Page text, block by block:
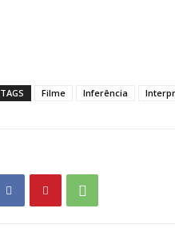
TAGS Filme Inferência